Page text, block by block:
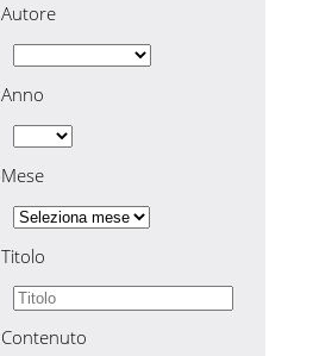
Autore
Anno
Mese
Titolo
Contenuto